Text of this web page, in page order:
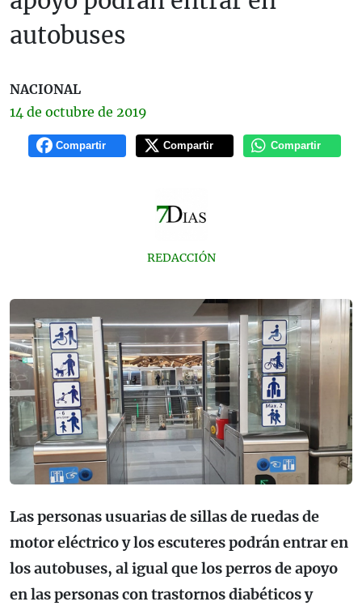
autobuses
NACIONAL
14 de octubre de 2019
Compartir Compartir Compartir
REDACCIÓN
Las personas usuarias de sillas de ruedas de
motor eléctrico y los escuteres podrán entrar en
los autobuses, al igual que los perros de apoyo
en las personas con trastornos diabéticos y